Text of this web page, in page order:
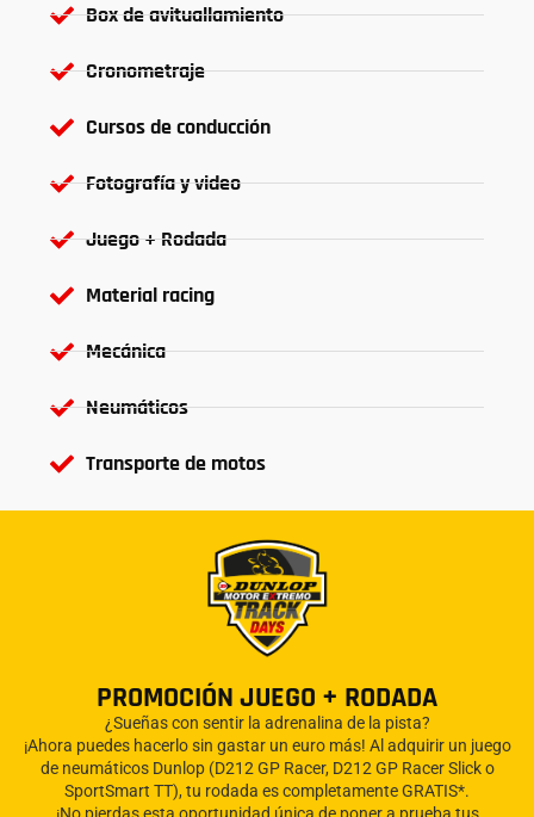
Box de avituallamiento
Cronometraje
Cursos de conducción
Fotografía y video
Juego + Rodada
Material racing
Mecánica
Neumáticos
Transporte de motos
PROMOCIÓN JUEGO + RODADA
¿Sueñas con sentir la adrenalina de la pista?
¡Ahora puedes hacerlo sin gastar un euro más! Al adquirir un juego
de neumáticos Dunlop (D212 GP Racer, D212 GP Racer Slick o
SportSmart TT), tu rodada es completamente GRATIS*.
¡No pierdas esta oportunidad única de poner a prueba tus